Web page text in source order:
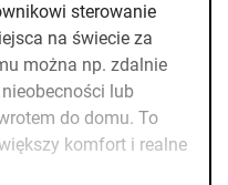
sterowanie
na świecie za
można np. zdalnie
lub
do domu. To
komfort i realne